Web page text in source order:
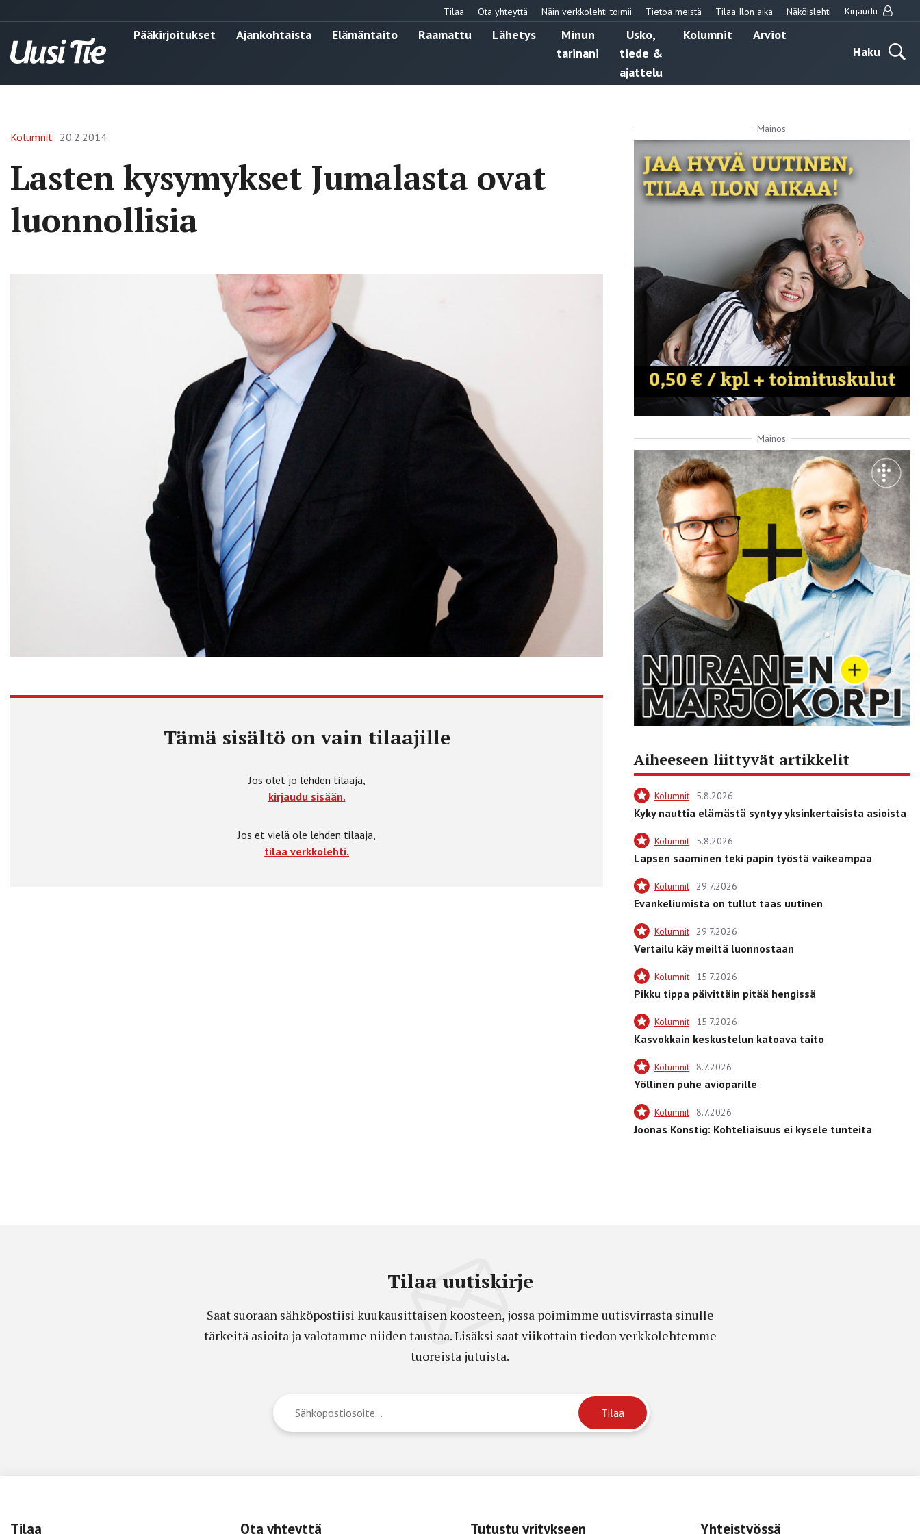
Tilaa Ota yhteyttä Näin verkkolehti toimii Tietoa meistä Tilaa Ilon aika Näköislehti Kirjaudu
Pääkirjoitukset Ajankohtaista Elämäntaito Raamattu Lähetys
Minun
tarinani
Usko,
tiede &
ajattelu
Kolumnit
Arviot
Haku
Kolumnit 20.2.2014
Lasten kysymykset Jumalasta ovat
luonnollisia
Tämä sisältö on vain tilaajille
Jos olet jo lehden tilaaja,
kirjaudu sisään.
Jos et vielä ole lehden tilaaja,
tilaa verkkolehti.
Mainos
Mainos
Aiheeseen liittyvät artikkelit
Kolumnit 5.8.2026
Kyky nauttia elämästä syntyy yksinkertaisista asioista
Kolumnit 5.8.2026
Lapsen saaminen teki papin työstä vaikeampaa
Kolumnit 29.7.2026
Evankeliumista on tullut taas uutinen
Kolumnit 29.7.2026
Vertailu käy meiltä luonnostaan
Kolumnit 15.7.2026
Pikku tippa päivittäin pitää hengissä
Kolumnit 15.7.2026
Kasvokkain keskustelun katoava taito
Kolumnit 8.7.2026
Yöllinen puhe avioparille
Kolumnit 8.7.2026
Joonas Konstig: Kohteliaisuus ei kysele tunteita
Tilaa uutiskirje
Saat suoraan sähköpostiisi kuukausittaisen koosteen, jossa poimimme uutisvirrasta sinulle
tärkeitä asioita ja valotamme niiden taustaa. Lisäksi saat viikottain tiedon verkkolehtemme
tuoreista jutuista.
Tilaa Ota yhteyttä Tutustu yritykseen Yhteistyössä